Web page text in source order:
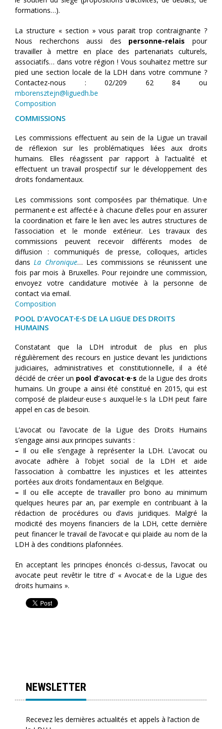
formations…).
La structure « section » vous parait trop contraignante ?
Nous recherchons aussi des personne-relais pour
travailler à mettre en place des partenariats culturels,
associatifs… dans votre région ! Vous souhaitez mettre sur
pied une section locale de la LDH dans votre commune ?
Contactez-nous : 02/209 62 84 ou
mborensztejn@liguedh.be
Composition
COMMISSIONS
Les commissions effectuent au sein de la Ligue un travail
de réflexion sur les problématiques liées aux droits
humains. Elles réagissent par rapport à l’actualité et
effectuent un travail prospectif sur le développement des
droits fondamentaux.
Les commissions sont composées par thématique. Un·e
permanent·e est affecté·e à chacune d’elles pour en assurer
la coordination et faire le lien avec les autres structures de
l’association et le monde extérieur. Les travaux des
commissions peuvent recevoir différents modes de
diffusion : communiqués de presse, colloques, articles
dansLa Chronique… Les commissions se réunissent une
fois par mois à Bruxelles. Pour rejoindre une commission,
envoyez votre candidature motivée à la personne de
contact via email.
Composition
POOL D’AVOCAT∙E∙S DE LA LIGUE DES DROITS
HUMAINS
Constatant que la LDH introduit de plus en plus
régulièrement des recours en justice devant les juridictions
judiciaires, administratives et constitutionnelle, il a été
décidé de créer un pool d’avocat∙e∙s de la Ligue des droits
humains. Un groupe a ainsi été constitué en 2015, qui est
composé de plaideur∙euse∙s auxquel∙le∙s la LDH peut faire
appel en cas de besoin.
L’avocat ou l’avocate de la Ligue des Droits Humains
s’engage ainsi aux principes suivants :
– Il ou elle s’engage à représenter la LDH. L’avocat ou
avocate adhère à l’objet social de la LDH et aide
l’association à combattre les injustices et les atteintes
portées aux droits fondamentaux en Belgique.
– Il ou elle accepte de travailler pro bono au minimum
quelques heures par an, par exemple en contribuant à la
rédaction de procédures ou d’avis juridiques. Malgré la
modicité des moyens financiers de la LDH, cette dernière
peut financer le travail de l’avocat·e qui plaide au nom de la
LDH à des conditions plafonnées.
En acceptant les principes énoncés ci-dessus, l’avocat ou
avocate peut revêtir le titre d’ « Avocat·e de la Ligue des
droits humains ».
NEWSLETTER
Recevez les dernières actualités et appels à l’action de